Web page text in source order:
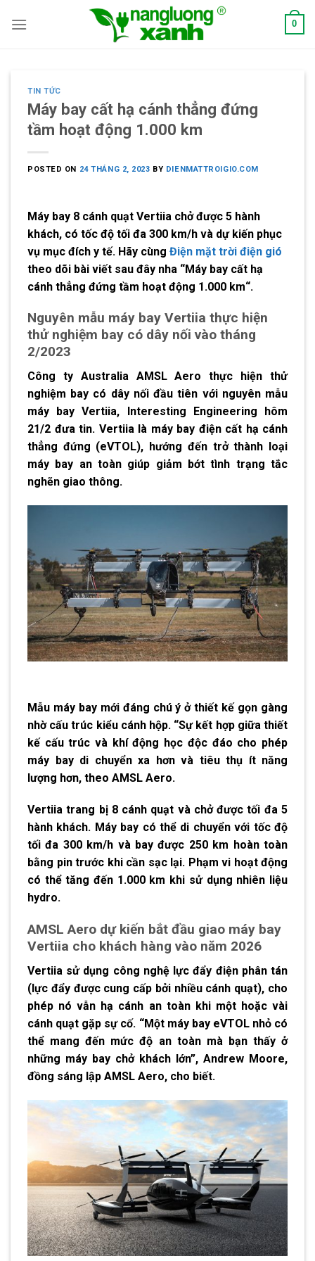
0
TIN TỨC
Máy bay cất hạ cánh thẳng đứng
tầm hoạt động 1.000 km
POSTED ON 24 THÁNG 2, 2023 BY DIENMATTROIGIO.COM
Máy bay 8 cánh quạt Vertiia chở được 5 hành
khách, có tốc độ tối đa 300 km/h và dự kiến phục
vụ mục đích y tế. Hãy cùng Điện mặt trời điện gió
theo dõi bài viết sau đây nha “Máy bay cất hạ
cánh thẳng đứng tầm hoạt động 1.000 km“.
Nguyên mẫu máy bay Vertiia thực hiện
thử nghiệm bay có dây nối vào tháng
2/2023
Công ty Australia AMSL Aero thực hiện thử
nghiệm bay có dây nối đầu tiên với nguyên mẫu
máy bay Vertiia, Interesting Engineering hôm
21/2 đưa tin. Vertiia là máy bay điện cất hạ cánh
thẳng đứng (eVTOL), hướng đến trở thành loại
máy bay an toàn giúp giảm bớt tình trạng tắc
nghẽn giao thông.
Mẫu máy bay mới đáng chú ý ở thiết kế gọn gàng
nhờ cấu trúc kiểu cánh hộp. “Sự kết hợp giữa thiết
kế cấu trúc và khí động học độc đáo cho phép
máy bay di chuyển xa hơn và tiêu thụ ít năng
lượng hơn, theo AMSL Aero.
Vertiia trang bị 8 cánh quạt và chở được tối đa 5
hành khách. Máy bay có thể di chuyển với tốc độ
tối đa 300 km/h và bay được 250 km hoàn toàn
bằng pin trước khi cần sạc lại. Phạm vi hoạt động
có thể tăng đến 1.000 km khi sử dụng nhiên liệu
hydro.
AMSL Aero dự kiến bắt đầu giao máy bay
Vertiia cho khách hàng vào năm 2026
Vertiia sử dụng công nghệ lực đẩy điện phân tán
(lực đẩy được cung cấp bởi nhiều cánh quạt), cho
phép nó vẫn hạ cánh an toàn khi một hoặc vài
cánh quạt gặp sự cố. “Một máy bay eVTOL nhỏ có
thể mang đến mức độ an toàn mà bạn thấy ở
những máy bay chở khách lớn”, Andrew Moore,
đồng sáng lập AMSL Aero, cho biết.